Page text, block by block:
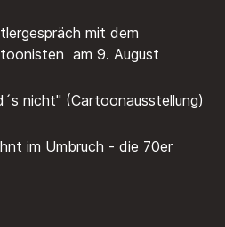
mit dem
am 9. August
nicht" (Cartoonausstellung)
im Umbruch - die 70er